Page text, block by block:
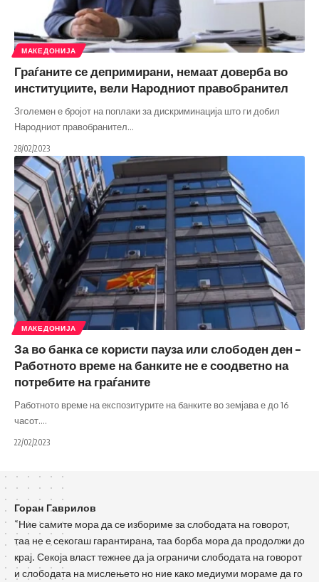
МАКЕДОНИЈА
Граѓаните се депримирани, немаат доверба во
институциите, вели Народниот правобранител
Зголемен е бројот на поплаки за дискриминација што ги добил
Народниот правобранител…
28/02/2023
МАКЕДОНИЈА
За во банка се користи пауза или слободен ден –
Работното време на банките не е соодветно на
потребите на граѓаните
Работното време на експозитурите на банките во земјава е до 16
часот.…
22/02/2023
Горан Гаврилов
“Ние самите мора да се избориме за слободата на говорот,
таа не е секогаш гарантирана, таа борба мора да продолжи до
крај. Секоја власт тежнее да ја ограничи слободата на говорот
и слободата на мислењето но ние како медиуми мораме да го